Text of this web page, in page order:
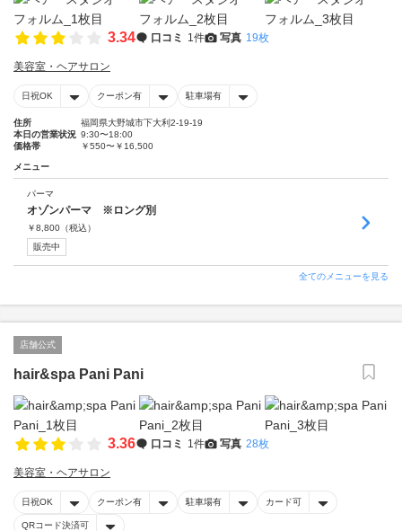
3.34 口コミ 1件 写真 19枚
美容室・ヘアサロン
日祝OK クーポン有 駐車場有
住所
福岡県大野城市下大利2-19-19
本日の営業状況 9:30〜18:00
価格帯
￥550〜￥16,500
メニュー
パーマ
オゾンパーマ ※ロング別
￥8,800 （税込）
販売中
全てのメニューを見る
店舗公式
hair&spa Pani Pani
3.36 口コミ 1件 写真 28枚
美容室・ヘアサロン
日祝OK クーポン有 駐車場有 カード可
QRコード決済可